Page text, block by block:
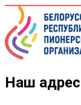
Skip
content
Наш адрес